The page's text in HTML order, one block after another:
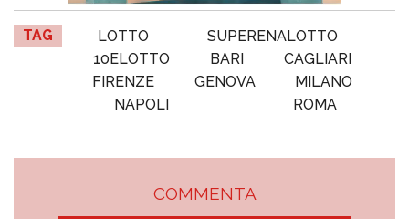
TAG LOTTO
SUPERENALOTTO
10ELOTTO
BARI
CAGLIARI
FIRENZE
GENOVA
MILANO
NAPOLI
ROMA
COMMENTA